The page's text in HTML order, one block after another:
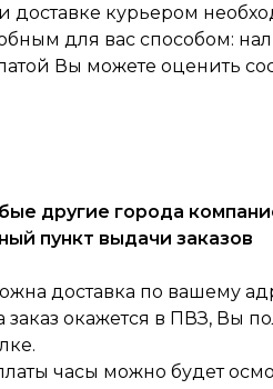
доставке курьером
для вас способом:
Вы можете оценить
другие города
пункт выдачи заказов
доставка по вашему
заказ окажется в ПВЗ, Вы
часы можно будет